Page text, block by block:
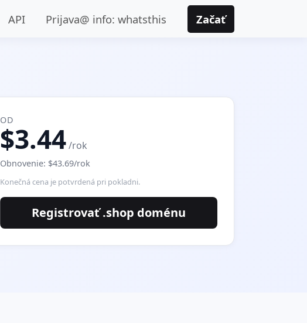
API Prijava@ info: whatsthis Začať
OD
$3.44/rok
Obnovenie: $43.69/rok
Konečná cena je potvrdená pri pokladni.
Registrovať .shop doménu